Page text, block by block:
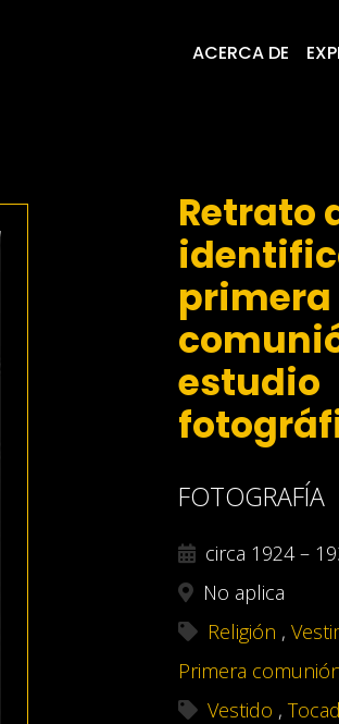
ACERCA DE
Retrato
primera
estudio
FOTOGRAFÍA
circa 1924 –
No aplica
Religión ,
Primera
Vestido ,